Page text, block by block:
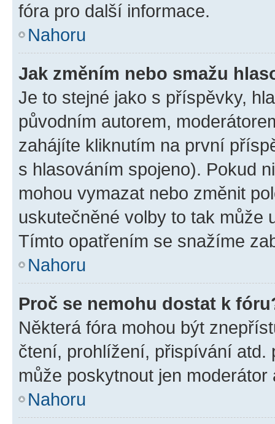
fóra pro další informace.
Nahoru
Jak změním nebo smažu
Je to stejné jako s příspěvky,
původním autorem,
zahájíte kliknutím na první
s hlasováním spojeno). Pokud
mohou vymazat nebo změnit
uskutečněné volby to tak může
Tímto opatřením se snažíme
Nahoru
Proč se nemohu dostat k
Některá fóra mohou být
čtení, prohlížení, přispívání atd.
může poskytnout jen
Nahoru